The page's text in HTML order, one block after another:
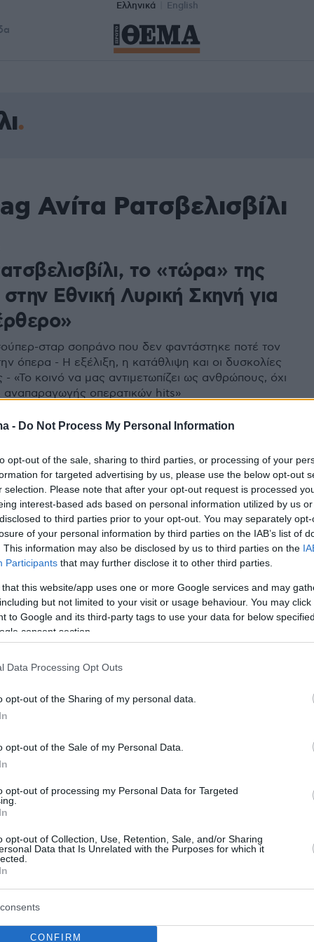
- Do Not Process My Personal Information
opt-out of the sale, sharing to third parties, or processing of your
for targeted advertising by us, please use the below opt-out
selection. Please note that after your opt-out request is processed
interest-based ads based on personal information utilized by us
to third parties prior to your opt-out. You may separately
of your personal information by third parties on the IAB’s list of
This information may also be disclosed by us to third parties on the
Participants that may further disclose it to other third parties.
that this website/app uses one or more Google services and may
but not limited to your visit or usage behaviour. You may
to Google and its third-party tags to use your data for below
consent section.
Data Processing Opt Outs
opt-out of the Sharing of my personal data.
opt-out of the Sale of my Personal Data.
opt-out of processing my Personal Data for Targeted
opt-out of Collection, Use, Retention, Sale, and/or Sharing
Data that Is Unrelated with the Purposes for which it
CONFIRM
Ελληνικά English
Ανίτα Ρατσβελισβίλι
το «τώρα» της
Εθνική Λυρική Σκηνή για
σταρ σοπράνο που δεν φαντάστηκε ποτέ τον
όπερα - Η εξέλιξη, η κατάθλιψη και οι δυσκολίες
- «Το κοινό να μας αντιμετωπίζει ως ανθρώπους, όχι
οπερατικών hits»
μέτζο σοπράνο του
Ανίτα Ρατσβελισβίλι, κάνει
σε νέο ρόλο στην Εθνική
Σκηνή
στην όπερα «Βέρθερος» που ανεβαίνει σε
σήμερα;
και θεατρικές παραστάσεις
1